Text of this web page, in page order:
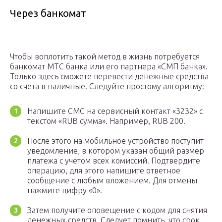
Через банкомат
Чтобы воплотить такой метод в жизнь потребуется
банкомат МТС банка или его партнера «СМП банка».
Только здесь сможете перевести денежные средства
со счета в наличные. Следуйте простому алгоритму:
Напишите СМС на сервисный контакт «3232» с
текстом «RUB сумма». Например, RUB 200.
После этого на мобильное устройство поступит
уведомление, в котором указан общий размер
платежа с учетом всех комиссий. Подтвердите
операцию, для этого напишите ответное
сообщение с любым вложением. Для отмены
нажмите цифру «0».
Затем получите оповещение с кодом для снятия
денежных средств. Следует помнить, что срок